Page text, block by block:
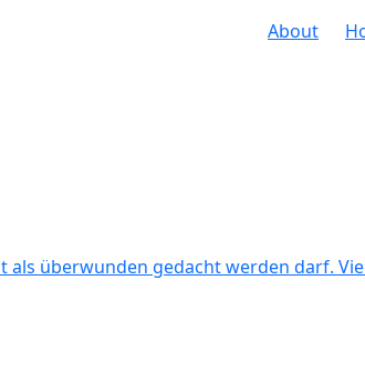
About
als überwunden gedacht werden darf.